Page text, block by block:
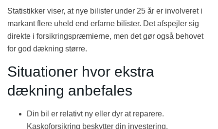
Statistikker viser, at nye bilister under 25 år er involveret i
markant flere uheld end erfarne bilister. Det afspejler sig
direkte i forsikringspræmierne, men det gør også behovet
for god dækning større.
Situationer hvor ekstra
dækning anbefales
Din bil er relativt ny eller dyr at reparere.
Kaskoforsikring beskytter din investering.